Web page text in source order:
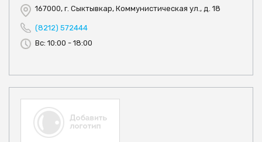
167000, г. Сыктывкар, Коммунистическая ул., д. 18
(8212) 572444
Вс: 10:00 - 18:00